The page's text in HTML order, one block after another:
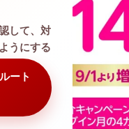
して、対
うにする
ート